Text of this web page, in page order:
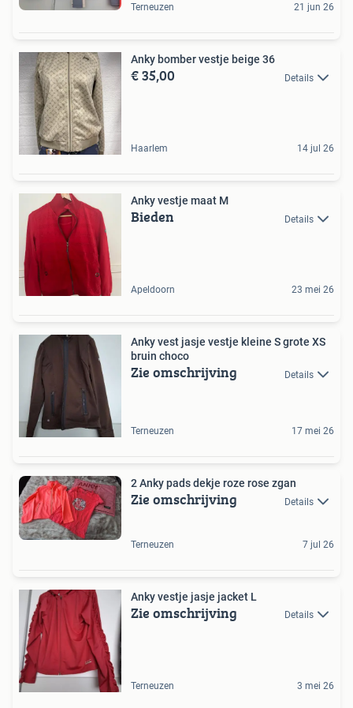
Terneuzen 21 jun 26
Anky bomber vestje beige 36
€ 35,00 Details
Haarlem 14 jul 26
Anky vestje maat M
Bieden Details
Apeldoorn 23 mei 26
Anky vest jasje vestje kleine S grote XS
bruin choco
Zie omschrijving Details
Terneuzen 17 mei 26
2 Anky pads dekje roze rose zgan
Zie omschrijving Details
Terneuzen 7 jul 26
Anky vestje jasje jacket L
Zie omschrijving Details
Terneuzen 3 mei 26